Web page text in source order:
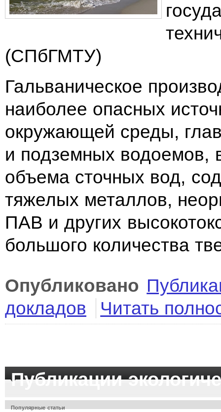
(СПбГМТУ)
Гальваническое
наиболее опасных
окружающей среды,
и подземных водоемов,
объема сточных вод,
тяжелых металлов,
ПАВ и других
большого количества
Опубликовано
докладов
Читать
Публикации
Популярные статьи